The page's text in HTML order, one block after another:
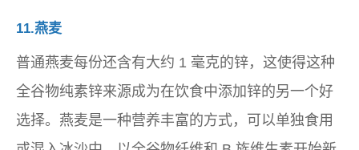
11.燕麦
普通燕麦每份还含有大约 1 毫克的锌，这使得这种
全谷物纯素锌来源成为在饮食中添加锌的另一个好
选择。燕麦是一种营养丰富的方式，可以单独食用